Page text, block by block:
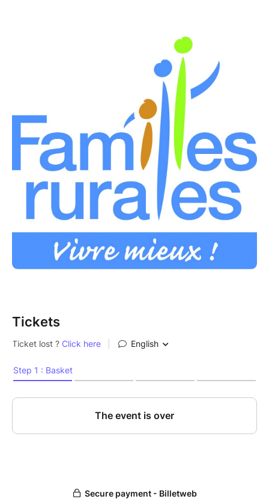
Rendez-vous les jeudis à partir de 9h30 au Foyer de
-> Renseignements et inscriptions auprès de
Marika RAMUS : 07 86 79 05 20
-> En partenariat avec Familles Rurales.
Vous ne pouvez plus venir ?
Pensez à annuler toutes actions gratuites
directement par téléphone ou par email.
Tickets